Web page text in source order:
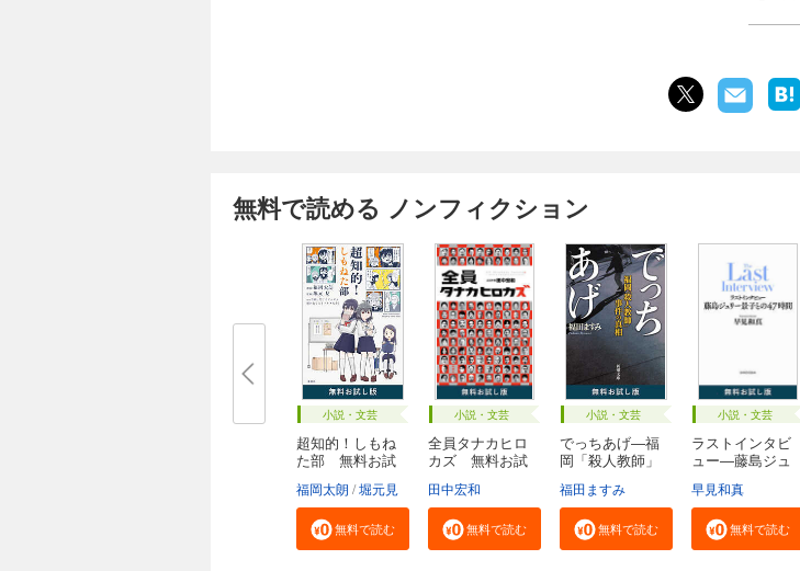
無料で読める ノンフィクション
小説・文芸
超知的！しもね
た部 無料お試
福岡太朗 堀元見
無料で読む
小説・文芸
全員タナカヒロ
カズ 無料お試
田中宏和
無料で読む
小説・文芸
でっちあげ―福
岡「殺人教師」
福田ますみ
無料で読む
小説・文芸
ラストインタビ
ュー―藤島ジュ
早見和真
無料で読む